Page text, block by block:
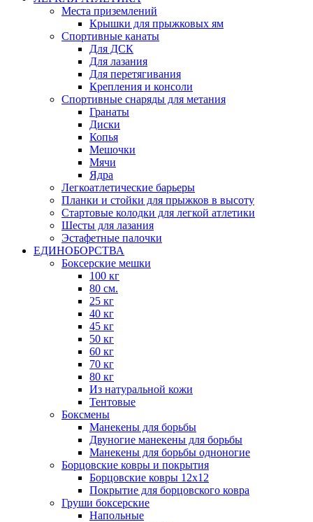
Места приземлений
Крышки для прыжковых ям
Спортивные канаты
Для ДСК
Для лазания
Для перетягивания
Крепления и консоли
Спортивные снаряды для метания
Гранаты
Диски
Копья
Мешочки
Мячи
Ядра
Легкоатлетические барьеры
Планки и стойки для прыжков в высоту
Стартовые колодки для легкой атлетики
Шесты для лазания
Эстафетные палочки
ЕДИНОБОРСТВА
Боксерские мешки
100 кг
80 см.
25 кг
40 кг
45 кг
50 кг
60 кг
70 кг
80 кг
Из натуральной кожи
Тентовые
Боксмены
Манекены для борьбы
Двуногие манекены для борьбы
Манекены для борьбы одноногие
Борцовские ковры и покрытия
Борцовские ковры 12х12
Покрытие для борцовского ковра
Груши боксерские
Напольные